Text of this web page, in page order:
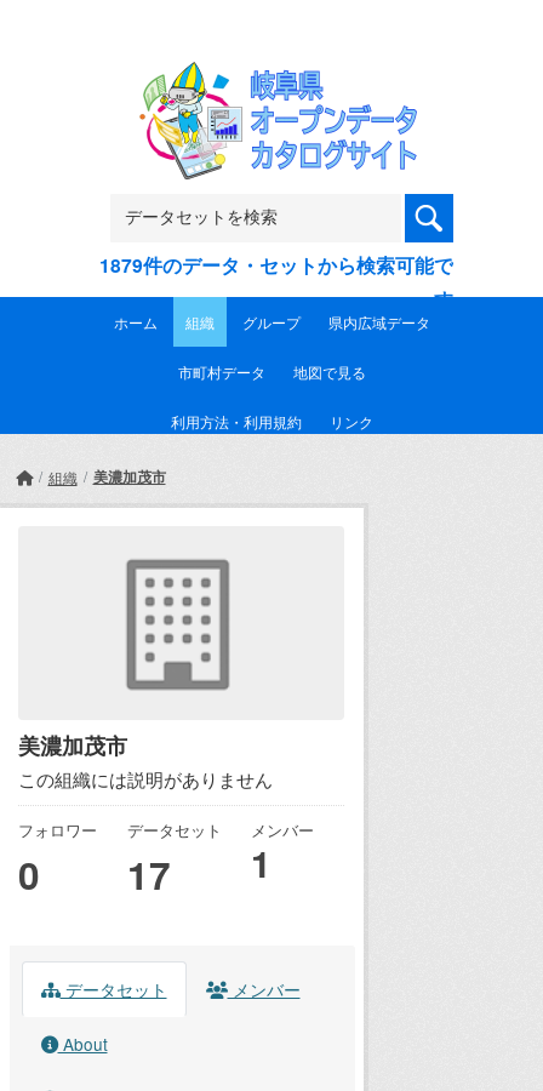
1879件のデータ・セットから検索可能で
す
ホーム 組織 グループ 県内広域データ
市町村データ 地図で見る
利用方法・利用規約 リンク
組織 美濃加茂市
美濃加茂市
この組織には説明がありません
フォロワー
0
データセット
17
メンバー
1
データセット メンバー
About